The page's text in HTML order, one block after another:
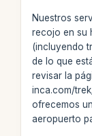
Nuestros
recojo en su
(incluyendo
de lo que
revisar la
inca.com/
ofrecemos
aeropuerto